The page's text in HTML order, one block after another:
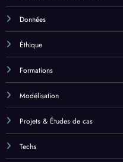
Données
Éthique
Formations
Modélisation
Projets & Études de cas
Techs